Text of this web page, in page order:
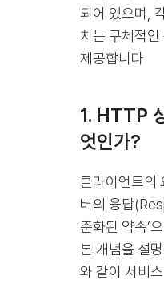
되어 있으며,
치는 구체적
제공합니다
1. HTTP
엇인가?
클라이언트의
버의 응답
준화된 약속’
본 개념을 설
와 같이 서비